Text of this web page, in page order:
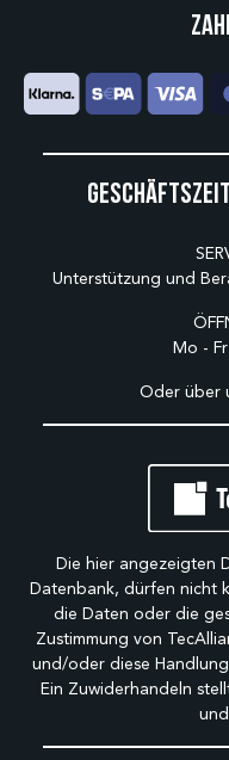
Unterstützung und
Mo -
Oder über
Die hier angezeigten
Datenbank, dürfen nicht
die Daten oder die
Zustimmung von
und/oder diese
Ein Zuwiderhandeln